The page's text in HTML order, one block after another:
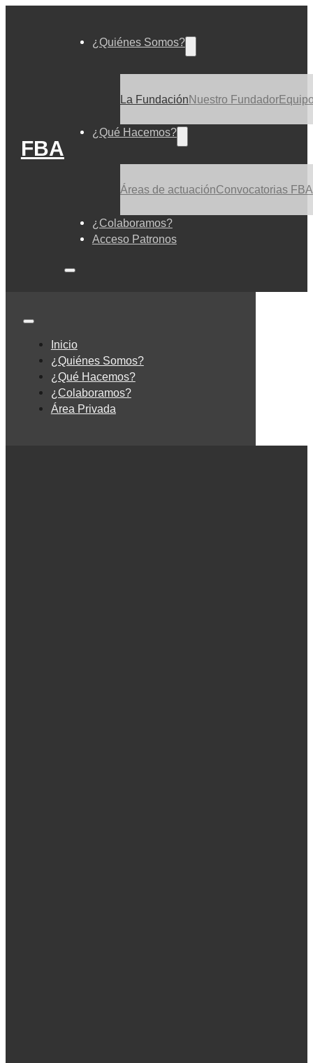
FBA
¿Quiénes Somos?
La FundaciónNuestro Fundador
¿Qué Hacemos?
Áreas de actuaciónConvocatorias FBA
¿Colaboramos?
Acceso Patronos
Inicio
¿Quiénes Somos?
¿Qué Hacemos?
¿Colaboramos?
Área Privada